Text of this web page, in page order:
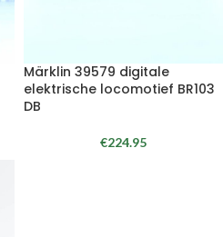
Märklin 39579 digitale
elektrische locomotief BR103
DB
€224.95